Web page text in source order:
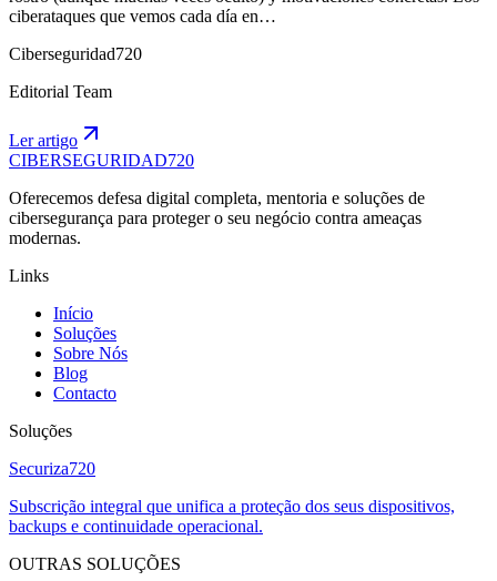
ciberataques que vemos cada día en…
Ciberseguridad720
Editorial Team
Ler artigo
CIBERSEGURIDAD720
Oferecemos defesa digital completa, mentoria e soluções de
cibersegurança para proteger o seu negócio contra ameaças
modernas.
Links
Início
Soluções
Sobre Nós
Blog
Contacto
Soluções
Securiza720
Subscrição integral que unifica a proteção dos seus dispositivos,
backups e continuidade operacional.
OUTRAS SOLUÇÕES